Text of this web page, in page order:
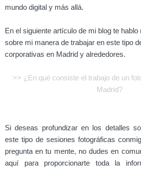
mundo digital y más allá.
En el siguiente artículo de mi blog te
sobre mi manera de trabajar en este tipo
corporativas en Madrid y alrededores.
>> ¿En qué consiste el trabajo de un
Madrid?
Si deseas profundizar en los detalles
este tipo de sesiones fotográficas
pregunta en tu mente, no dudes en
aquí para proporcionarte toda la